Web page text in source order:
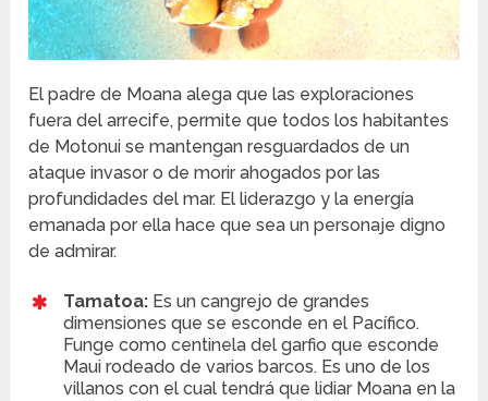
El padre de Moana alega que las exploraciones
fuera del arrecife, permite que todos los habitantes
de Motonui se mantengan resguardados de un
ataque invasor o de morir ahogados por las
profundidades del mar. El liderazgo y la energía
emanada por ella hace que sea un personaje digno
de admirar.
Tamatoa: Es un cangrejo de grandes
dimensiones que se esconde en el Pacífico.
Funge como centinela del garfio que esconde
Maui rodeado de varios barcos. Es uno de los
villanos con el cual tendrá que lidiar Moana en la